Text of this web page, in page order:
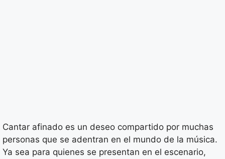
Cantar afinado es un deseo compartido por muchas
personas que se adentran en el mundo de la música.
Ya sea para quienes se presentan en el escenario,